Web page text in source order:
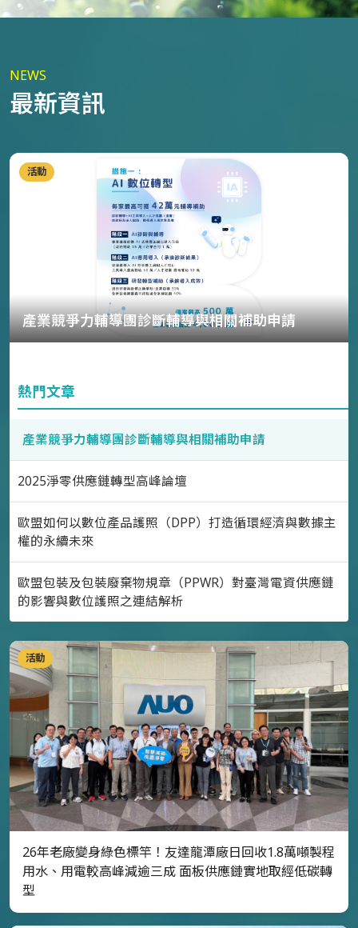
NEWS
最新資訊
產業競爭力輔導團診斷輔導與相關補助申請
活動
熱門文章
產業競爭力輔導團診斷輔導與相關補助申請
2025淨零供應鏈轉型高峰論壇
歐盟如何以數位產品護照（DPP）打造循環經濟與數據主
權的永續未來
歐盟包裝及包裝廢棄物規章（PPWR）對臺灣電資供應鏈
的影響與數位護照之連結解析
活動
26年老廠變身綠色標竿！友達龍潭廠日回收1.8萬噸製程
用水、用電較高峰減逾三成 面板供應鏈實地取經低碳轉
型